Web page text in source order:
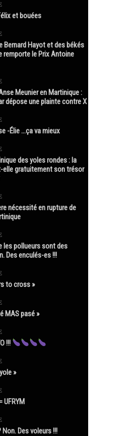
et bouées
Bernard Hayot et des békés
remporte le Prix Antoine
Meunier en Martinique :
dépose une plainte contre X
-Élie …ça va mieux
des yoles rondes : la
elle gratuitement son trésor
nécessité en rupture de
les pollueurs sont des
Des enculés-es !!!
to cross »
MAS pasé »
!!!
»
UFRYM
Non. Des voleurs !!!